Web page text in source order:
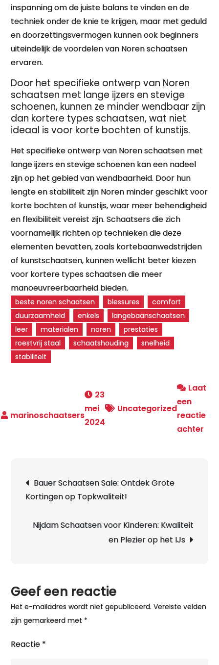
inspanning om de juiste balans te vinden en de
techniek onder de knie te krijgen, maar met geduld
en doorzettingsvermogen kunnen ook beginners
uiteindelijk de voordelen van Noren schaatsen
ervaren.
Door het specifieke ontwerp van Noren
schaatsen met lange ijzers en stevige
schoenen, kunnen ze minder wendbaar zijn
dan kortere types schaatsen, wat niet
ideaal is voor korte bochten of kunstijs.
Het specifieke ontwerp van Noren schaatsen met
lange ijzers en stevige schoenen kan een nadeel
zijn op het gebied van wendbaarheid. Door hun
lengte en stabiliteit zijn Noren minder geschikt voor
korte bochten of kunstijs, waar meer behendigheid
en flexibiliteit vereist zijn. Schaatsers die zich
voornamelijk richten op technieken die deze
elementen bevatten, zoals kortebaanwedstrijden
of kunstschaatsen, kunnen wellicht beter kiezen
voor kortere types schaatsen die meer
manoeuvreerbaarheid bieden.
beste noren schaatsen blessures
comfort
duurzaamheid
enkels
langebaanschaatsen
leer
materialen noren
prestaties
roestvrij staal
schaatshouding
snelheid
stabiliteit
23
mei
2024
Uncategorized
Laat
een
reactie
achter
Bauer Schaatsen Sale: Ontdek Grote
Kortingen op Topkwaliteit!
Nijdam Schaatsen voor Kinderen: Kwaliteit
en Plezier op het IJs
Geef een reactie
Het e-mailadres wordt niet gepubliceerd. Vereiste velden
zijn gemarkeerd met *
Reactie *